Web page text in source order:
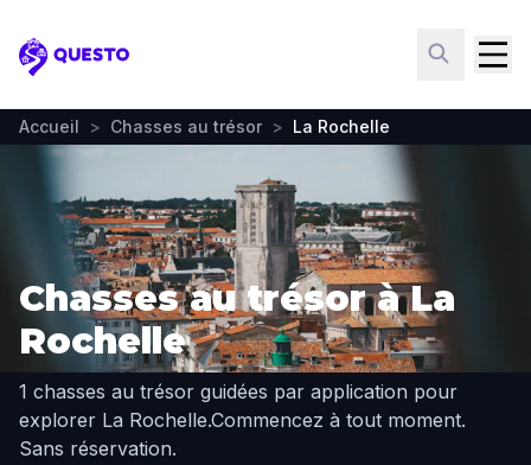
Questo
Accueil > Chasses au trésor > La Rochelle
Chasses au trésor à La
Rochelle
1 chasses au trésor guidées par application pour
explorer La Rochelle.Commencez à tout moment.
Sans réservation.